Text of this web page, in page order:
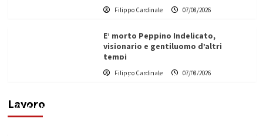
Filippo Cardinale 07/08/2026
E’ morto Peppino Indelicato,
visionario e gentiluomo d’altri
tempi
Filippo Cardinale 07/08/2026
Lavoro
L’ingegnere saccense Buscarnera partner chiave
di un progetto transnazionale per la transizione
Filippo Cardinale